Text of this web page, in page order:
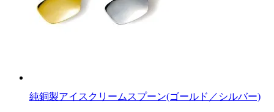
純銅製アイスクリームスプーン(ゴールド／シルバー)